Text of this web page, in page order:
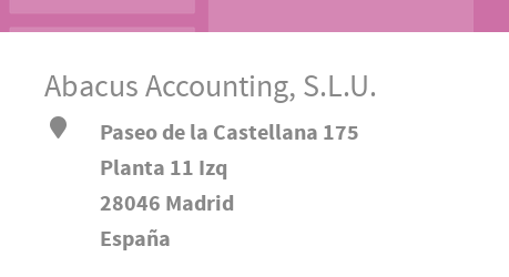
Abacus Accounting, S.L.U.
Paseo de la Castellana 175
Planta 11 Izq
28046 Madrid
España